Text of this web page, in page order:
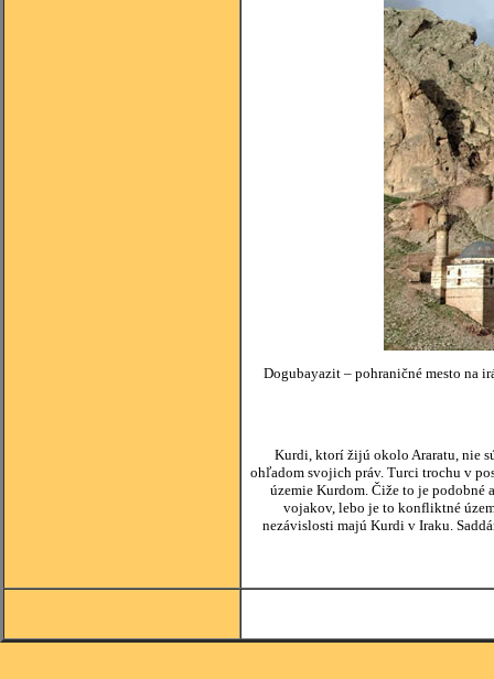
Dogubayazit – pohraničné mesto na
Kurdi, ktorí žijú okolo Araratu, nie
ohľadom svojich práv. Turci trochu v
územie Kurdom. Čiže to je
vojakov, lebo je to konfliktné
nezávislosti majú Kurdi v Iraku.